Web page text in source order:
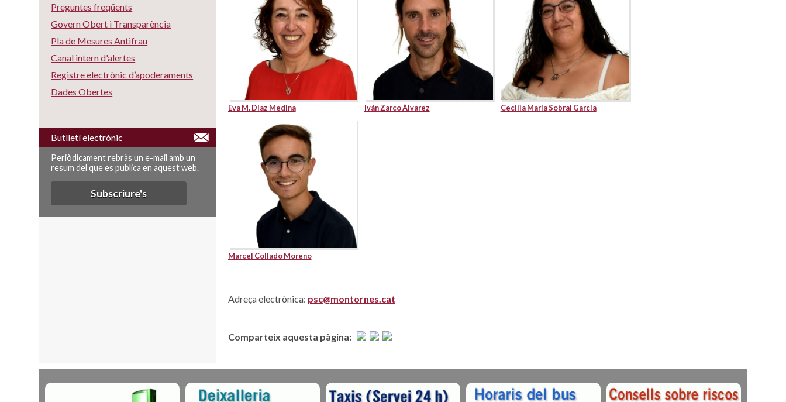
Eva M. Díaz Medina Iván Zarco Álvarez Cecilia María Sobral García
Marcel Collado Moreno
Adreça electrònica: psc@montornes.cat
Comparteix aquesta pàgina:
Preguntes freqüents
Govern Obert i Transparència
Pla de Mesures Antifrau
Canal intern d'alertes
Registre electrònic d’apoderaments
Dades Obertes
Butlletí electrònic
Periòdicament rebràs un e-mail amb un
resum del que es publica en aquest web.
Subscriure's